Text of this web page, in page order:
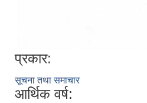
प्रकार:
सूचना तथा समाचार
आर्थिक वर्ष: